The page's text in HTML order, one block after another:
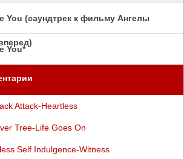
You (саундтрек к фильму Ангелы
You*
Attack-Heartless
Tree-Life Goes On
Self Indulgence-Witness